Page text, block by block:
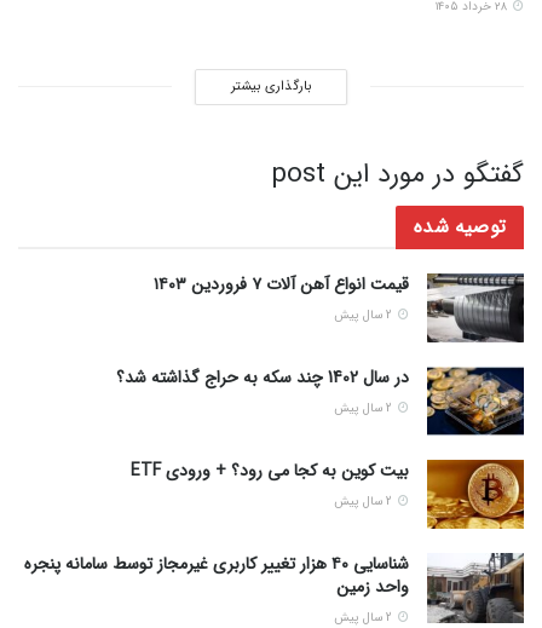
بارگذاری بیشتر
گفتگو در مورد این post
توصیه شده
قیمت انواع آهن آلات ۷ فروردین ۱۴۰۳
در سال 1402 چند سکه به حراج گذاشته شد؟
بیت کوین به کجا می رود؟ + ورودی ETF
شناسایی ۴۰ هزار تغییر کاربری غیرمجاز توسط سامانه پنجره
واحد زمین